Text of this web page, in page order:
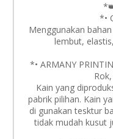
*•
Menggunakan
lembut,
*• ARMANY
Kain yang
pabrik pilihan. Kain
di gunakan tesktur
tidak mudah kusut